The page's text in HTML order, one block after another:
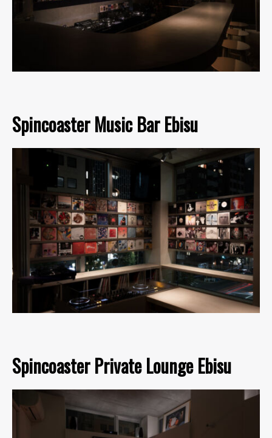
Spincoaster Music Bar Ebisu
Spincoaster Private Lounge Ebisu